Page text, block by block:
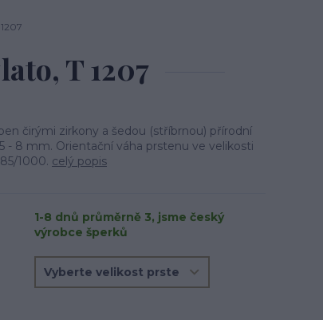
T 1207
čirými zirkony a šedou (stříbrnou) přírodní
- 8 mm. Orientační váha prstenu ve velikosti
1000. celý popis
1-8 dnů průměrně 3, jsme český
výrobce šperků